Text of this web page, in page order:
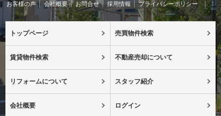
お客様の声
会社概要 お問合せ 採用情報 プライバシーポリシー
トップページ 売買物件検索
賃貸物件検索 不動産売却について
リフォームについて スタッフ紹介
会社概要 ログイン